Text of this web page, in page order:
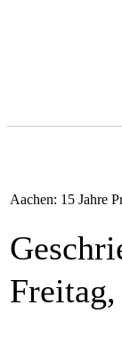
Aachen: 15 Jahre